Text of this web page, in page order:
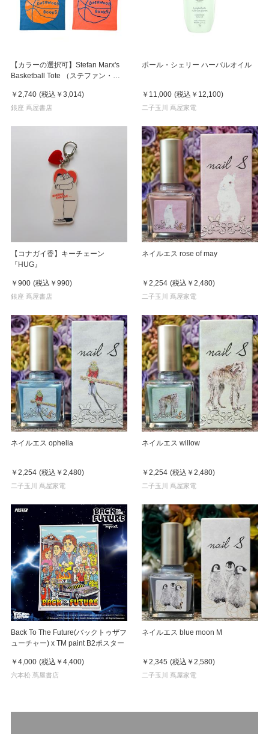
【カラーの選択可】Stefan Marx's
Basketball Tote （ステファン・マ
￥2,740 (税込 ￥3,014)
銀座 蔦屋書店
ポール・シェリー ハーバルオイル
￥11,000 (税込 ￥12,100)
二子玉川 蔦屋家電
【コナガイ香】キーチェーン
『HUG』
￥900 (税込 ￥990)
銀座 蔦屋書店
ネイルエス rose of may
￥2,254 (税込 ￥2,480)
二子玉川 蔦屋家電
ネイルエス ophelia
￥2,254 (税込 ￥2,480)
二子玉川 蔦屋家電
ネイルエス willow
￥2,254 (税込 ￥2,480)
二子玉川 蔦屋家電
Back To The Future(バックトゥザフ
ューチャー) x TM paint B2ポスター
￥4,000 (税込 ￥4,400)
六本松 蔦屋書店
ネイルエス blue moon M
￥2,345 (税込 ￥2,580)
二子玉川 蔦屋家電